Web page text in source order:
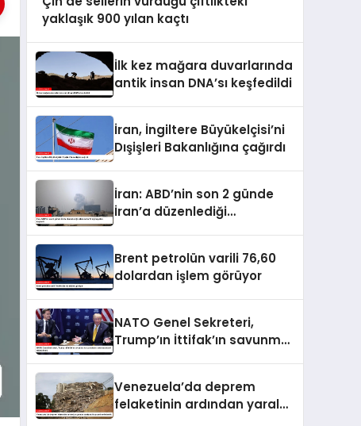
yaklaşık 900 yılan kaçtı
İlk kez mağara duvarlarında
antik insan DNA’sı keşfedildi
İran, İngiltere Büyükelçisi’ni
Dışişleri Bakanlığına çağırdı
İran: ABD’nin son 2 günde
İran’a düzenlediği
Brent petrolün varili 76,60
dolardan işlem görüyor
NATO Genel Sekreteri,
Trump’ın İttifak’ın savunma
Venezuela’da deprem
felaketinin ardından yaralar